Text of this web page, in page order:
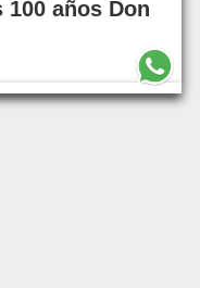
años Don